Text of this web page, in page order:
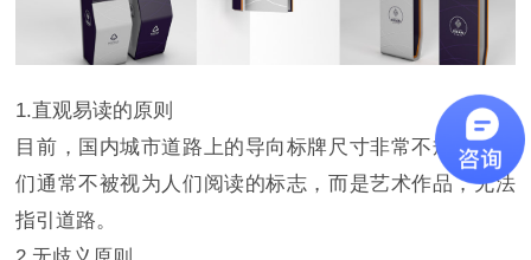
1.直观易读的原则
目前，国内城市道路上的导向标牌尺寸非常不规则。它
们通常不被视为人们阅读的标志，而是艺术作品，无法
指引道路。